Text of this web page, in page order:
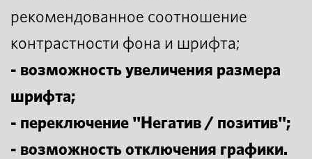
рекомендованное соотношение
контрастности фона и шрифта;
- возможность увеличения размера
шрифта;
- переключение "Негатив / позитив";
- возможность отключения графики.